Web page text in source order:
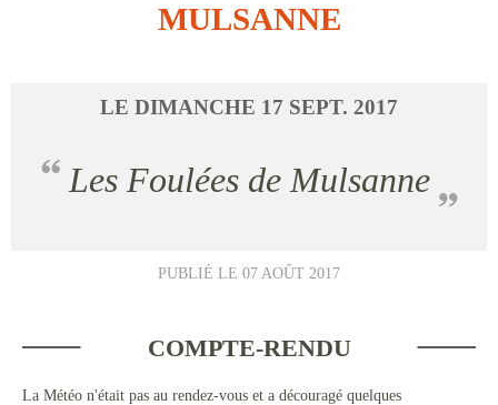
MULSANNE
LE DIMANCHE 17 SEPT. 2017
Les Foulées de Mulsanne
PUBLIÉ LE 07 AOÛT 2017
COMPTE-RENDU
La Météo n'était pas au rendez-vous et a découragé quelques